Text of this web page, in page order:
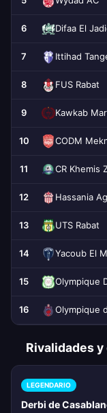
6 Difaa El
7 Ittihad
8 FUS Rabat
9 Kawkab
10 CODM
11 CR Khemis
12 Hassania
13 UTS Rabat
14 Yacoub El
15 Olympique
16 Olympique
Rivalidades
LEGENDARIO
Derbi de